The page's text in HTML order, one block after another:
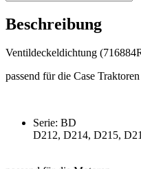
Beschreibung
Ventildeckeldichtung
passend für die Case Traktoren
Serie: BD
D212, D214, D215,